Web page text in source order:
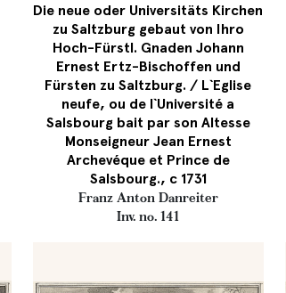
Die neue oder Universitäts Kirchen
zu Saltzburg gebaut von Ihro
Hoch-Fürstl. Gnaden Johann
Ernest Ertz-Bischoffen und
Fürsten zu Saltzburg. / L`Eglise
neufe, ou de l`Université a
Salsbourg bait par son Altesse
Monseigneur Jean Ernest
Archevéque et Prince de
Salsbourg., c 1731
Franz Anton Danreiter
Inv. no. 141